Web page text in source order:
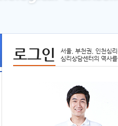
로그인
서울, 부천권, 인천심
심리상담센터의 역사